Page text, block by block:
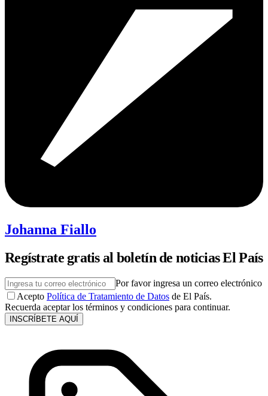
Johanna Fiallo
Regístrate gratis al boletín de noticias El País
Por favor ingresa un correo electrónico
Acepto Política de Tratamiento de Datos de El País.
Recuerda aceptar los términos y condiciones para continuar.
INSCRÍBETE AQUÍ